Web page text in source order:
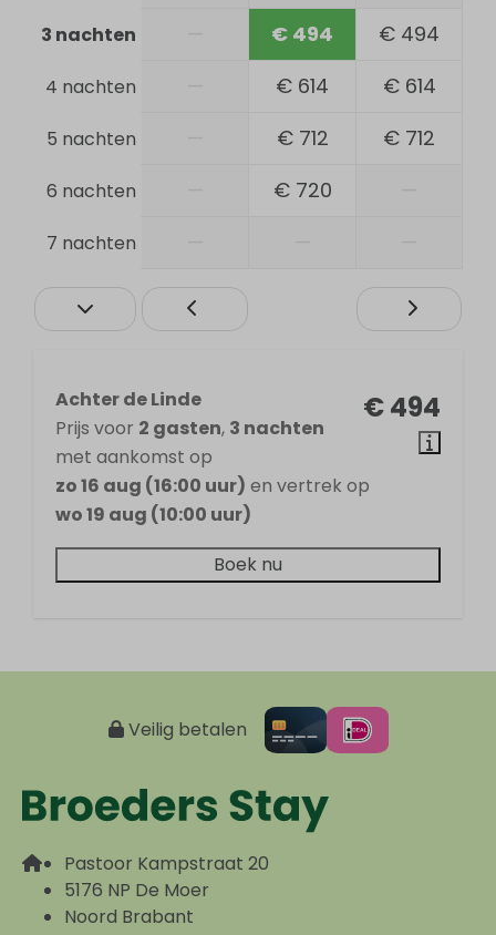
Keukengerei
Ligging
Rustige ligging
Tuinmeubels
Loungeset
Terras
Parkeerplaats: 1
Veiligheid
Rookmelder
Verwarming & Verkoeling
3 nachten € 494 € 494
4 nachten € 614 € 614
5 nachten € 712 € 712
6 nachten € 720
7 nachten
€ 494
Achter de Linde
Prijs voor 2 gasten, 3 nachten
met aankomst op
zo 16 aug (16:00 uur) en vertrek op
wo 19 aug (10:00 uur)
Boek nu
Veilig betalen
Pastoor Kampstraat 20
5176 NP De Moer
Noord Brabant